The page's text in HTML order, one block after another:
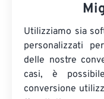
Utilizziamo sia
personalizzati
delle nostre
casi, è
conversione